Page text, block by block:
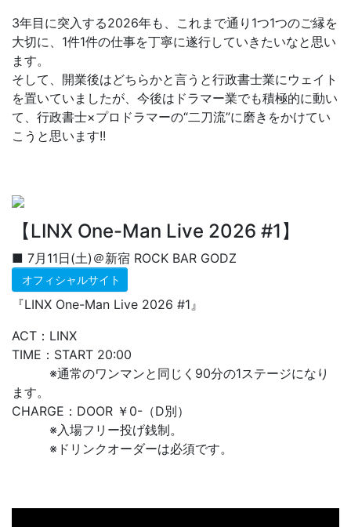
3年目に突入する2026年も、これまで通り1つ1つのご縁を
大切に、1件1件の仕事を丁寧に遂行していきたいなと思い
ます。
そして、開業後はどちらかと言うと行政書士業にウェイト
を置いていましたが、今後はドラマー業でも積極的に動い
て、行政書士×プロドラマーの“二刀流”に磨きをかけてい
こうと思います!!
【LINX One-Man Live 2026 #1】
■ 7月11日(土)＠新宿 ROCK BAR GODZ
オフィシャルサイト
『LINX One-Man Live 2026 #1』
ACT：LINX
TIME：START 20:00
※通常のワンマンと同じく90分の1ステージになり
ます。
CHARGE：DOOR ￥0-（D別）
※入場フリー投げ銭制。
※ドリンクオーダーは必須です。